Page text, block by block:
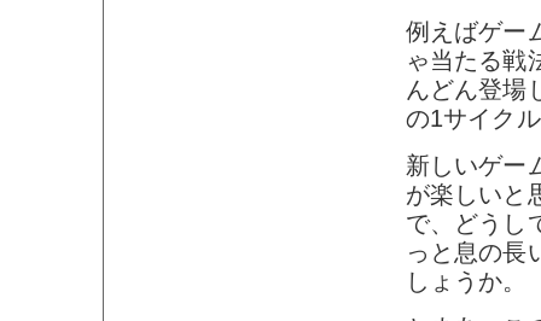
例えばゲー
ゃ当たる戦
んどん登場
の1サイク
新しいゲー
が楽しいと
で、どうし
っと息の長
しょうか。